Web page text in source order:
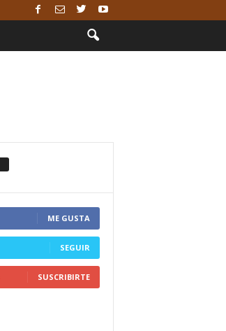
ME GUSTA
SEGUIR
SUSCRIBIRTE